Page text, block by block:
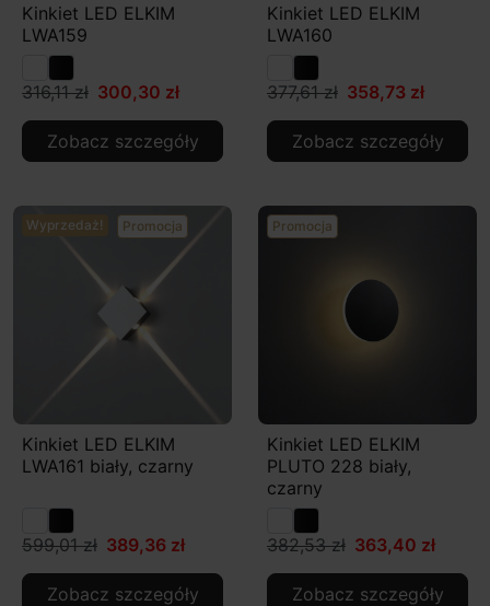
Kinkiet LED ELKIM
LWA159
316,11 zł 300,30 zł
Zobacz szczegóły
Kinkiet LED ELKIM
LWA160
377,61 zł 358,73 zł
Zobacz szczegóły
Wyprzedaż! Promocja
Kinkiet LED ELKIM
LWA161 biały, czarny
599,01 zł 389,36 zł
Zobacz szczegóły
Promocja
Kinkiet LED ELKIM
PLUTO 228 biały,
czarny
382,53 zł 363,40 zł
Zobacz szczegóły